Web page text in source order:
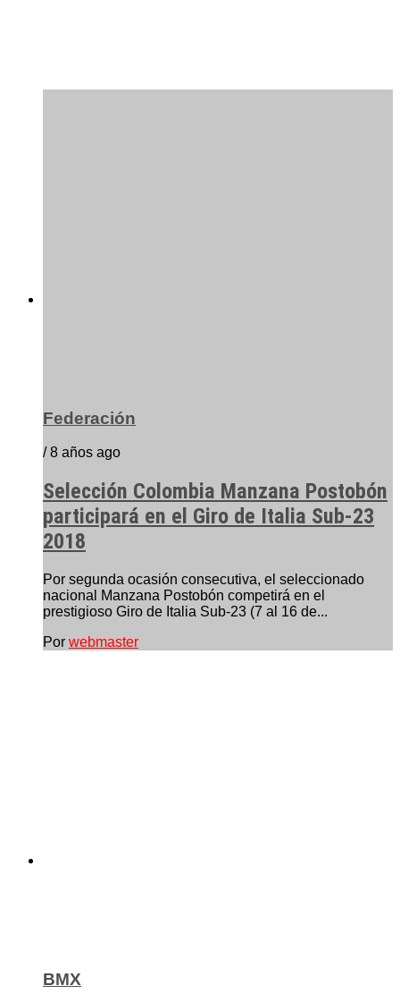
Federación
/ 8 años ago
Selección Colombia Manzana Postobón
participará en el Giro de Italia Sub-23
2018
Por segunda ocasión consecutiva, el seleccionado
nacional Manzana Postobón competirá en el
prestigioso Giro de Italia Sub-23 (7 al 16 de...
Por webmaster
BMX